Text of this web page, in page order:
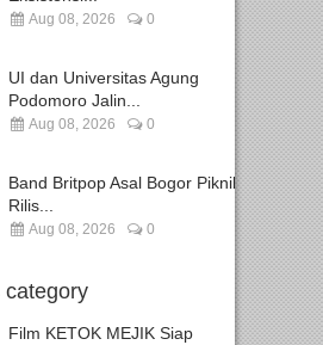
Aug 08, 2026 0
UI dan Universitas Agung
Podomoro Jalin...
Aug 08, 2026 0
Band Britpop Asal Bogor Piknik
Rilis...
Aug 08, 2026 0
category
Film KETOK MEJIK Siap